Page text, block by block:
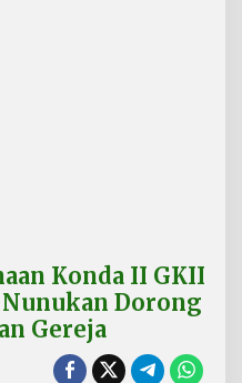
Konda II GKII
Dorong
Gereja